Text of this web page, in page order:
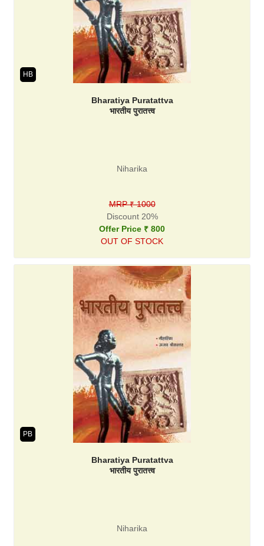
HB
Bharatiya Puratattva
भारतीय पुरातत्त्व
Niharika
MRP ₹ 1000
Discount 20%
Offer Price ₹ 800
OUT OF STOCK
PB
Bharatiya Puratattva
भारतीय पुरातत्त्व
Niharika